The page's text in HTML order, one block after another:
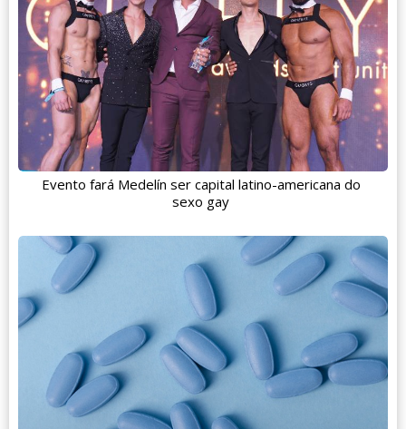
Evento fará Medelín ser capital latino-americana do
sexo gay